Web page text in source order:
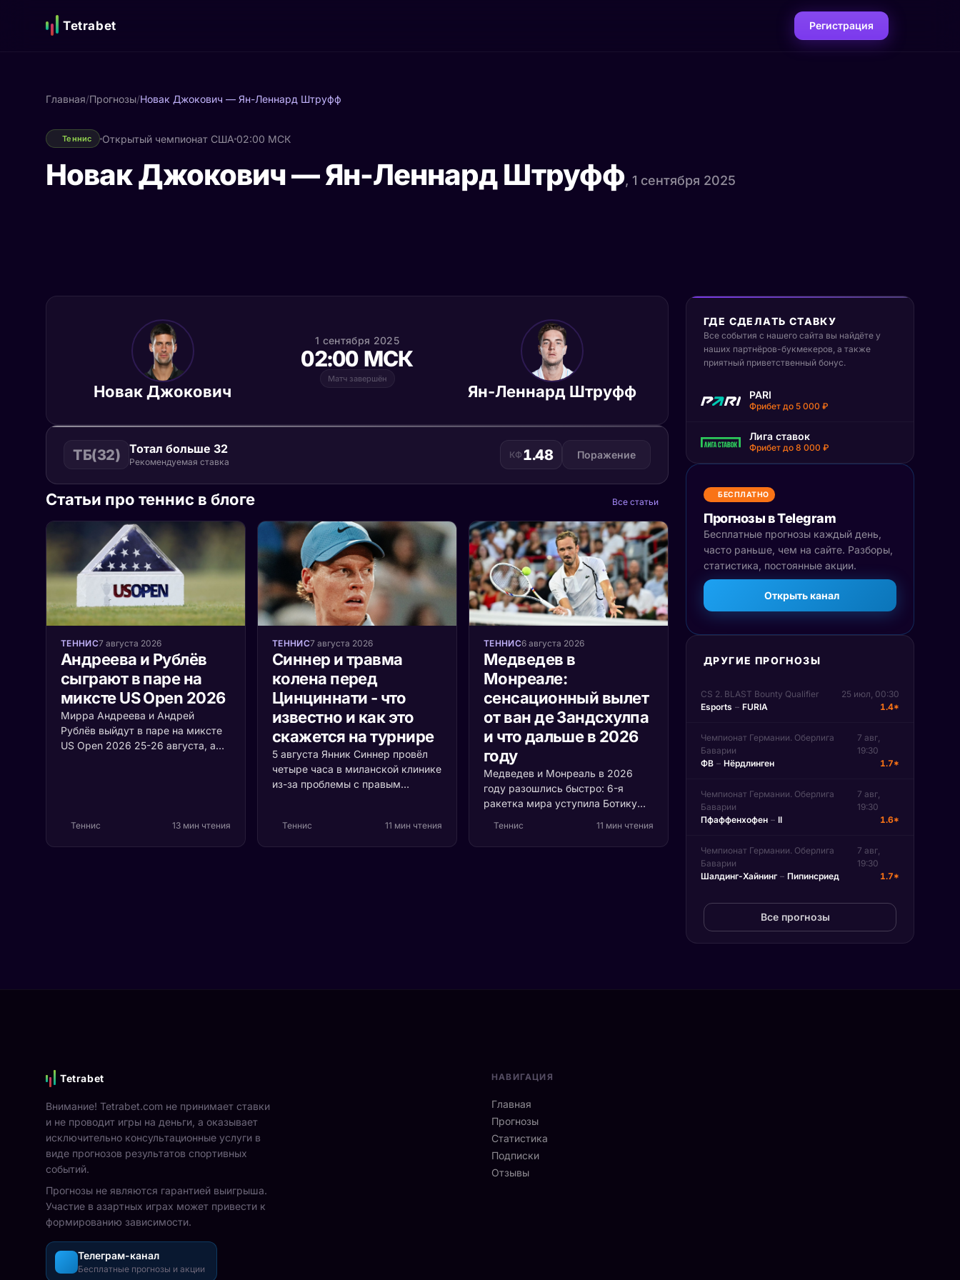
Tetrabet Регистрация
Главная/Прогнозы/Новак Джокович — Ян-Леннард Штруфф
Теннис Открытый чемпионат США 02:00 МСК
Новак Джокович — Ян-Леннард Штруфф, 1 сентября 2025
Новак Джокович
1 сентября 2025
02:00 МСК
Матч завершён
Ян-Леннард Штруфф
ТБ(32) Тотал больше 32
Рекомендуемая ставка
КФ 1.48 Поражение
Статьи про теннис в блоге Все статьи
ТЕННИС7 августа 2026
Андреева и Рублёв
сыграют в паре на
миксте US Open 2026
Мирра Андреева и Андрей
Рублёв выйдут в паре на миксте
US Open 2026 25-26 августа, а
Теннис 13 мин чтения
ТЕННИС7 августа 2026
Синнер и травма
колена перед
Цинциннати - что
известно и как это
скажется на турнире
5 августа Янник Синнер провёл
четыре часа в миланской клинике
из-за проблемы с правым
серьёзно и кто выигрывает, если
Теннис 11 мин чтения
ТЕННИС6 августа 2026
Медведев в
Монреале:
сенсационный вылет
от ван де Зандсхулпа
и что дальше в 2026
году
Медведев и Монреаль в 2026
году разошлись быстро: 6-я
ракетка мира уступила Ботику
минуту. Разбираем, что
Теннис 11 мин чтения
ГДЕ СДЕЛАТЬ СТАВКУ
Все события с нашего сайта вы найдёте у
наших партнёров-букмекеров, а также
приятный приветственный бонус.
PARI
Фрибет до 5 000 ₽
Лига ставок
Фрибет до 8 000 ₽
БЕСПЛАТНО
Прогнозы в Telegram
Бесплатные прогнозы каждый день,
часто раньше, чем на сайте. Разборы,
статистика, постоянные акции.
Открыть канал
ДРУГИЕ ПРОГНОЗЫ
CS 2. BLAST Bounty Qualifier
25 июл, 00:30
Esports – FURIA 1.4*
Чемпионат Германии. Оберлига
Баварии
7 авг,
19:30
ФВ – Нёрдлинген 1.7*
Чемпионат Германии. Оберлига
Баварии
7 авг,
19:30
Пфаффенхофен – II 1.6*
Чемпионат Германии. Оберлига
Баварии
7 авг,
19:30
Шалдинг-Хайнинг – Пипинсриед 1.7*
Все прогнозы
Tetrabet
Внимание! Tetrabet.com не принимает ставки
и не проводит игры на деньги, а оказывает
исключительно консультационные услуги в
виде прогнозов результатов спортивных
событий.
Прогнозы не являются гарантией выигрыша.
Участие в азартных играх может привести к
формированию зависимости.
Телеграм-канал
Бесплатные прогнозы и акции
НАВИГАЦИЯ
Главная
Прогнозы
Статистика
Подписки
Отзывы